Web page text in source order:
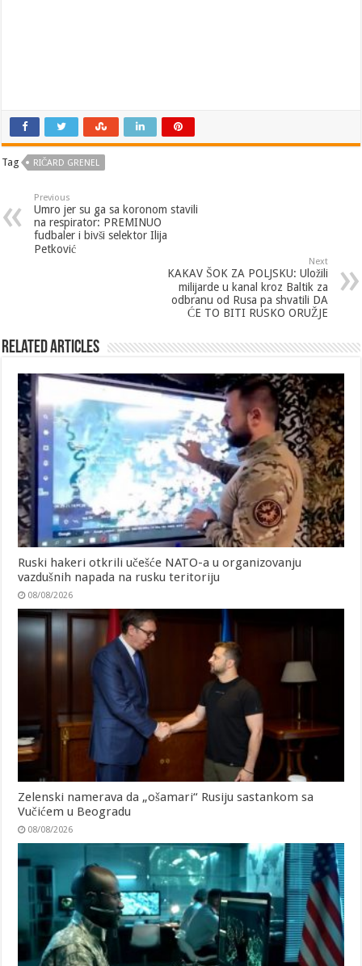
Tag RIČARD GRENEL
Previous
Umro jer su ga sa koronom stavili
na respirator: PREMINUO
fudbaler i bivši selektor Ilija
Petković
Next
KAKAV ŠOK ZA POLJSKU: Uložili
milijarde u kanal kroz Baltik za
odbranu od Rusa pa shvatili DA
ĆE TO BITI RUSKO ORUŽJE
Related Articles
Ruski hakeri otkrili učešće NATO-a u organizovanju
vazdušnih napada na rusku teritoriju
08/08/2026
Zelenski namerava da „ošamari“ Rusiju sastankom sa
Vučićem u Beogradu
08/08/2026